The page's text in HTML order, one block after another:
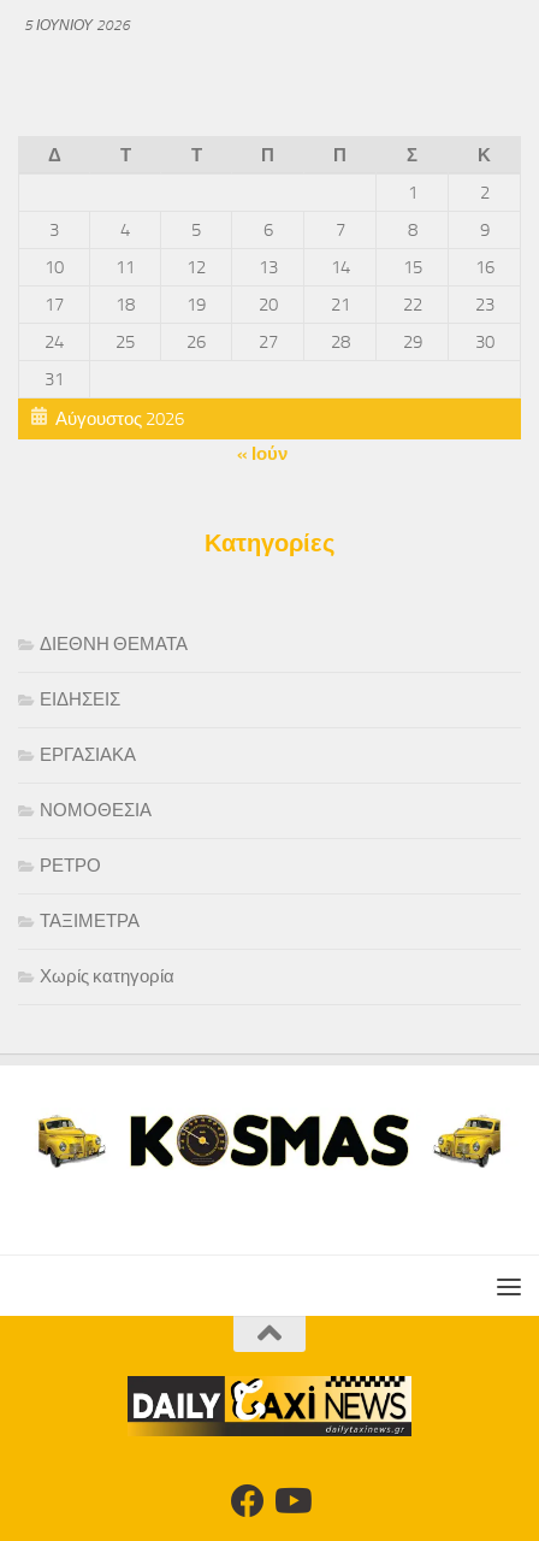
5 ΙΟΥΝΊΟΥ 2026
Αύγουστος 2026
Δ Τ Τ Π Π Σ
Κ
1
2
3
4 5 6 7 8
9
10
11 12 13 14 15
16
17
18 19 20 21 22
23
24
25 26 27 28 29
30
31
« Ιούν
Κατηγορίες
ΔΙΕΘΝΗ ΘΕΜΑΤΑ
ΕΙΔΗΣΕΙΣ
ΕΡΓΑΣΙΑΚΑ
ΝΟΜΟΘΕΣΙΑ
ΡΕΤΡΟ
ΤΑΞΙΜΕΤΡΑ
Χωρίς κατηγορία